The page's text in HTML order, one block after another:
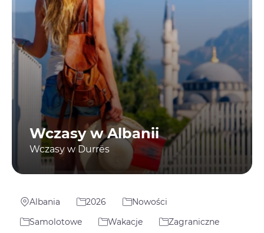
Wczasy w Albanii
Wczasy w Durrës
Albania 2026
Nowości
Samolotowe
Wakacje
Zagraniczne